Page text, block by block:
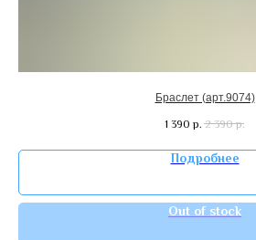
Браслет (арт.9074)
1 390 р. 2 390 р.
Подробнее
Out of stock